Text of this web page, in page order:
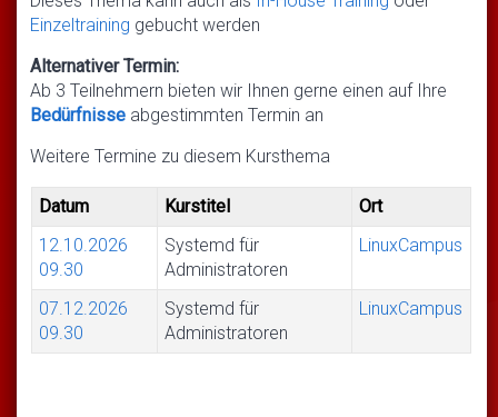
Einzeltraining gebucht werden
Alternativer Termin:
Ab 3 Teilnehmern bieten wir Ihnen gerne einen auf Ihre
Bedürfnisse abgestimmten Termin an
Weitere Termine zu diesem Kursthema
Datum Kurstitel
Ort
12.10.2026
09.30
Systemd für
Administratoren
LinuxCampus
07.12.2026
09.30
Systemd für
Administratoren
LinuxCampus